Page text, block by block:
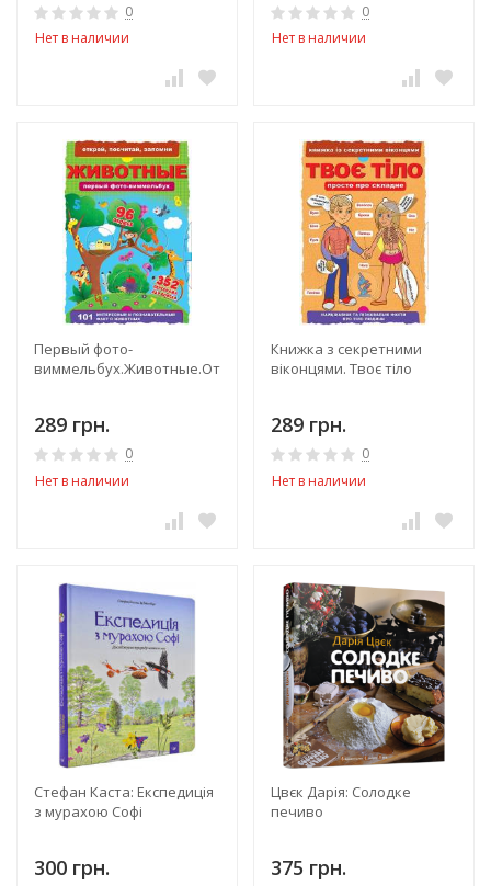
0
Нет в наличии
0
Нет в наличии
Первый фото-
виммельбух.Животные.Открой,посчитай,запомни
289 грн.
0
Нет в наличии
Книжка з секретними
віконцями. Твоє тіло
289 грн.
0
Нет в наличии
Стефан Каста: Експедиція
з мурахою Софі
300 грн.
Цвєк Дарія: Солодке
печиво
375 грн.